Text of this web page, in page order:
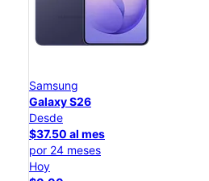
Samsung
Galaxy S26
Desde
$37.50 al mes
por 24 meses
Hoy